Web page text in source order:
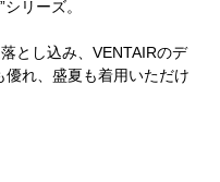
リーズ。
とし込み、VENTAIRのデ
優れ、盛夏も着用いただけ